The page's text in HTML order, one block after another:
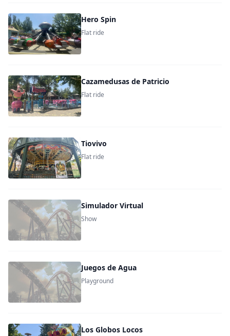
Hero Spin
Flat ride
Cazamedusas de Patricio
Flat ride
Tiovivo
Flat ride
Simulador Virtual
Show
Juegos de Agua
Playground
Los Globos Locos